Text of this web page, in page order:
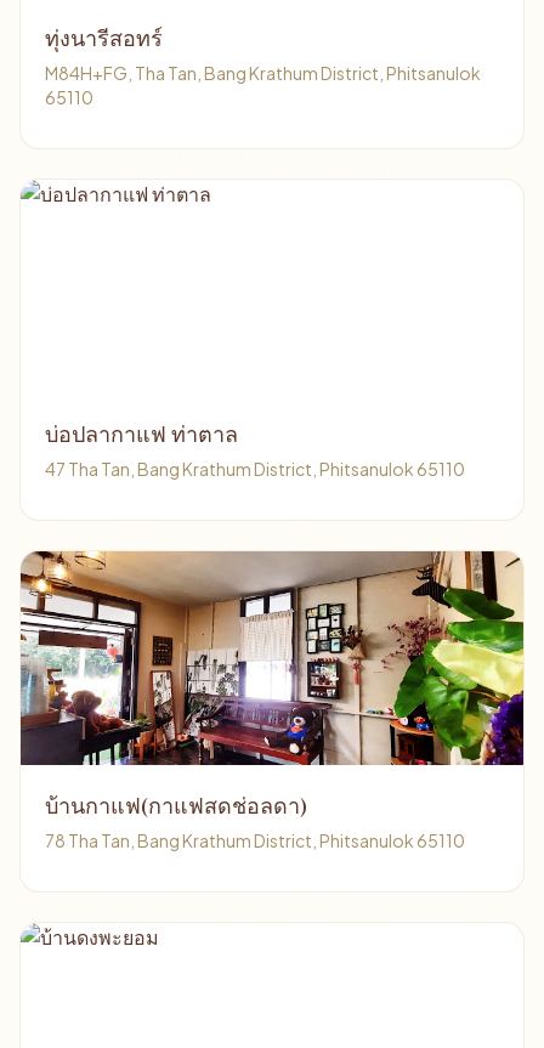
ทุ่งนารีสอทร์
M84H+FG, Tha Tan, Bang Krathum District, Phitsanulok
65110
บ่อปลากาแฟ ท่าตาล
47 Tha Tan, Bang Krathum District, Phitsanulok 65110
บ้านกาแฟ(กาแฟสดช่อลดา)
78 Tha Tan, Bang Krathum District, Phitsanulok 65110